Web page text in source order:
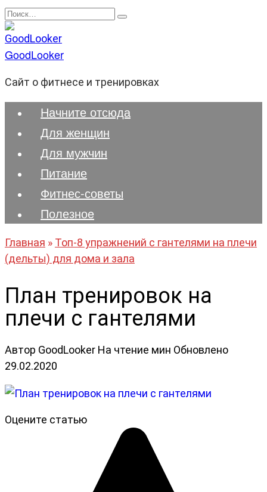
Перейти
к
содержанию
Search
for:
GoodLooker
Сайт о фитнесе и тренировках
Начните отсюда
Для женщин
Для мужчин
Питание
Фитнес-советы
Полезноe
Главная » Топ-8 упражнений с гантелями на плечи
(дельты) для дома и зала
План тренировок на
плечи с гантелями
Автор GoodLooker На чтение мин Обновлено
29.02.2020
Оцените статью